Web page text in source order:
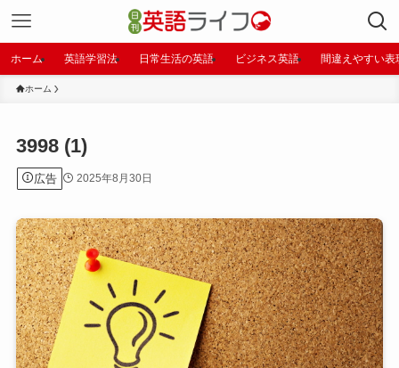
ホーム 英語学習法 日常生活の英語 ビジネス英語 間違えやすい表
ホーム
3998 (1)
広告 2025年8月30日